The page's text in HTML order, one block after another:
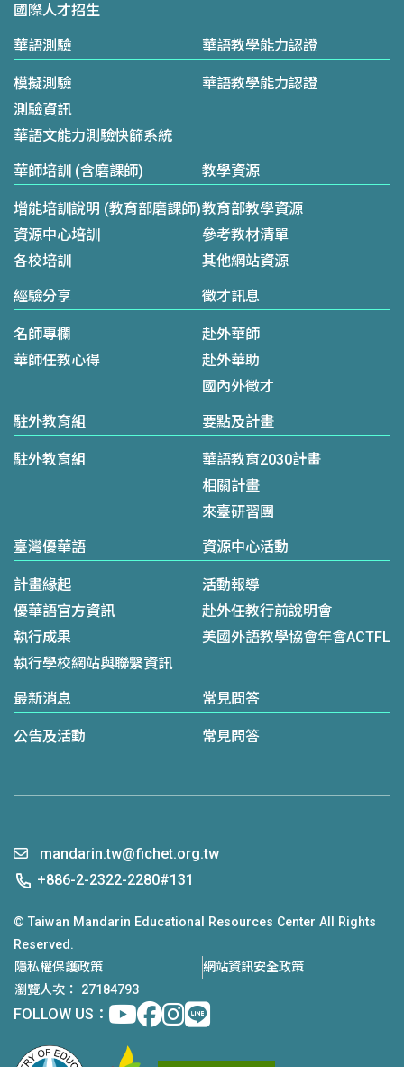
國際人才招生
華語測驗
模擬測驗
測驗資訊
華語文能力測驗快篩系統
華語教學能力認證
華語教學能力認證
華師培訓 (含磨課師)
增能培訓說明 (教育部磨課師)
資源中心培訓
各校培訓
教學資源
教育部教學資源
參考教材清單
其他網站資源
經驗分享
名師專欄
華師任教心得
徵才訊息
赴外華師
赴外華助
國內外徵才
駐外教育組
駐外教育組
要點及計畫
華語教育2030計畫
相關計畫
來臺研習團
臺灣優華語
計畫緣起
優華語官方資訊
執行成果
執行學校網站與聯繫資訊
資源中心活動
活動報導
赴外任教行前說明會
美國外語教學協會年會ACTFL
最新消息
公告及活動
常見問答
常見問答
mandarin.tw@fichet.org.tw
+886-2-2322-2280#131
© Taiwan Mandarin Educational Resources Center All Rights
Reserved.
隱私權保護政策
網站資訊安全政策
瀏覽人次： 27184793
FOLLOW US： Youtubefacebook
instagram
Line